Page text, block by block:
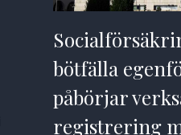
bötfälla
påbörjar
registrering